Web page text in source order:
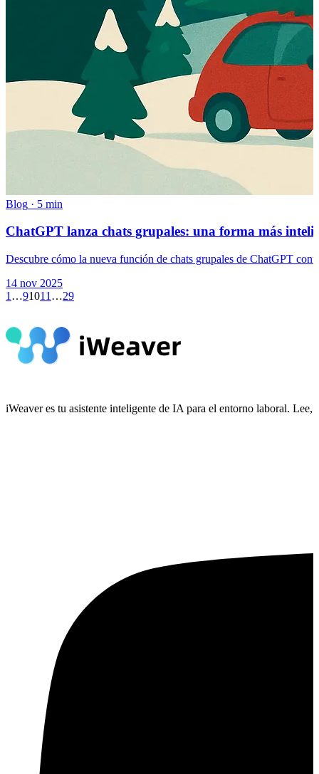
Blog · 5 min
ChatGPT lanza chats grupales: una forma más
Descubre cómo la nueva función de chats grupales de ChatGPT
14 nov 2025
1 …91011 …29
iWeaver es tu asistente inteligente de IA para el entorno laboral.